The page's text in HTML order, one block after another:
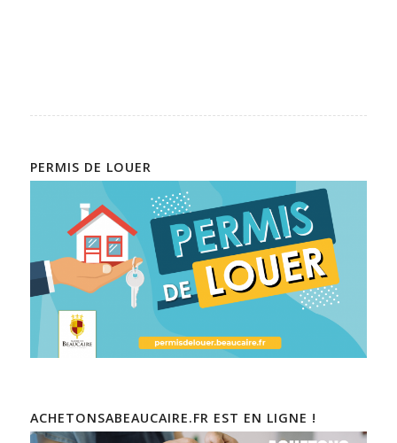
PERMIS DE LOUER
ACHETONSABEAUCAIRE.FR EST EN LIGNE !